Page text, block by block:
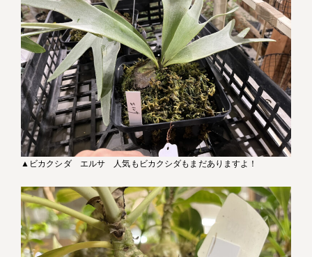
▲ビカクシダ エルサ 人気もビカクシダもまだありますよ！